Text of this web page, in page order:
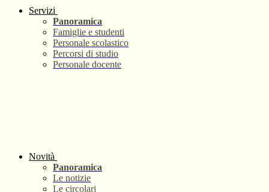
Servizi
Panoramica
Famiglie e studenti
Personale scolastico
Percorsi di studio
Personale docente
Novità
Panoramica
Le notizie
Le circolari